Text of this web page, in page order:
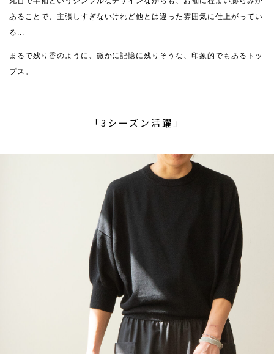
あることで、主張しすぎないけれど他とは違った雰囲気に仕上がってい
る...
まるで残り香のように、微かに記憶に残りそうな、印象的でもあるトッ
プス。
「3シーズン活躍」